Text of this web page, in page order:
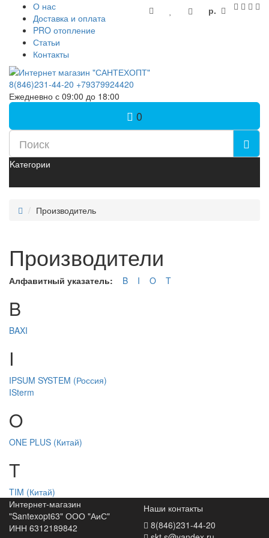
О нас
Доставка и оплата
PRO отопление
Статьи
Контакты
р.
8(846)231-44-20 +79379924420
Ежедневно с 09:00 до 18:00
0
Kатегории
Производитель
Производители
Алфавитный указатель: B I O T
B
BAXI
I
IPSUM SYSTEM (Россия)
ISterm
O
ONE PLUS (Китай)
T
TIM (Китай)
Интернет-магазин
"Santexopt63" ООО "АиС"
ИНН 6312189842
Наши контакты
8(846)231-44-20